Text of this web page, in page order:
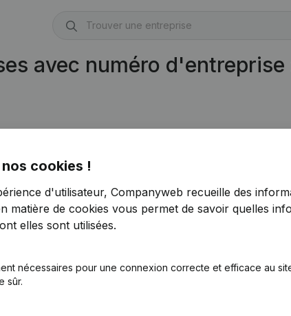
avec numéro
cookies !
d'utilisateur, Companyweb recueille des
matière de cookies vous permet de savoir quelles
elles sont utilisées.
nécessaires pour une connexion correcte et efficace au
sûr.